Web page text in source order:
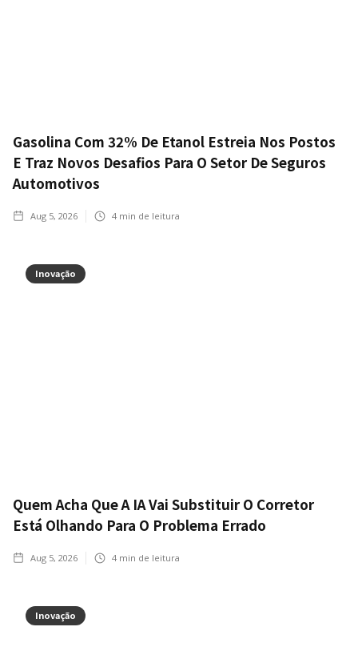
Gasolina Com 32% De Etanol Estreia Nos Postos
E Traz Novos Desafios Para O Setor De Seguros
Automotivos
Aug 5, 2026 4 min de leitura
Inovação
Quem Acha Que A IA Vai Substituir O Corretor
Está Olhando Para O Problema Errado
Aug 5, 2026 4 min de leitura
Inovação